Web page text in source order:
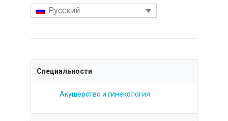
Русский
Специальности
Акушерство и гинекология
Аллергология